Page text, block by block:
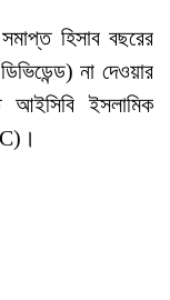
হিসাব বছরের
না দেওয়ার
আইসিবি ইসলামিক